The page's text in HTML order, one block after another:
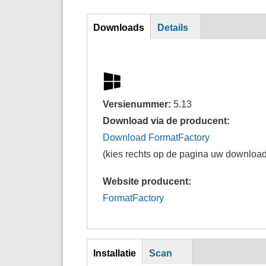
DL
Downloads Details
Versienummer:5.13
Download via de producent:
Download FormatFactory
(kies rechts op de pagina uw
Website producent:
FormatFactory
Inst
Installatie
Scan